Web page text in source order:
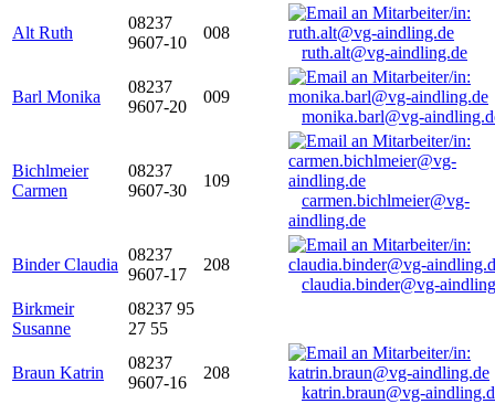
Alt Ruth
08237
9607-10
008
ruth.alt@vg-aindling.de
Barl Monika
08237
9607-20
009
monika.barl@vg-
Bichlmeier
Carmen
08237
9607-30
109
carmen.bichlmeier@vg-
aindling.de
Binder Claudia
08237
9607-17
208
claudia.binder@vg-
Birkmeir
Susanne
08237 95
27 55
Braun Katrin
08237
9607-16
208
katrin.braun@vg-